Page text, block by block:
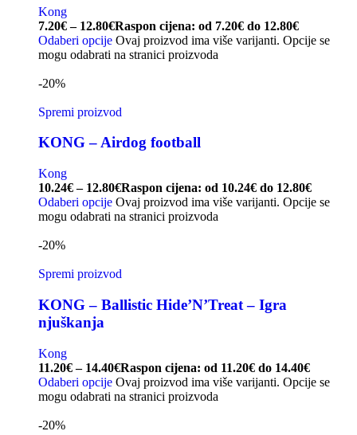
Kong
7.20€ – 12.80€Raspon cijena: od 7.20€ do 12.80€
Odaberi opcije Ovaj proizvod ima više varijanti. Opcije se
mogu odabrati na stranici proizvoda
-20%
Spremi proizvod
KONG – Airdog football
Kong
10.24€ – 12.80€Raspon cijena: od 10.24€ do 12.80€
Odaberi opcije Ovaj proizvod ima više varijanti. Opcije se
mogu odabrati na stranici proizvoda
-20%
Spremi proizvod
KONG – Ballistic Hide’N’Treat – Igra
njuškanja
Kong
11.20€ – 14.40€Raspon cijena: od 11.20€ do 14.40€
Odaberi opcije Ovaj proizvod ima više varijanti. Opcije se
mogu odabrati na stranici proizvoda
-20%